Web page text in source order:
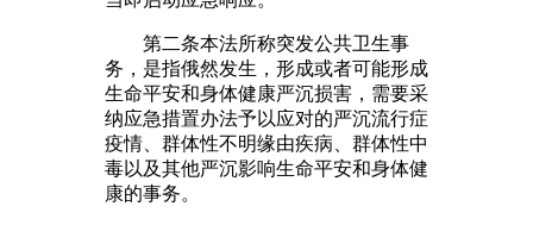
第二条本法所称突发公共卫生事
务，是指俄然发生，形成或者可能形成
生命平安和身体健康严沉损害，需要采
纳应急措置办法予以应对的严沉流行症
疫情、群体性不明缘由疾病、群体性中
毒以及其他严沉影响生命平安和身体健
康的事务。